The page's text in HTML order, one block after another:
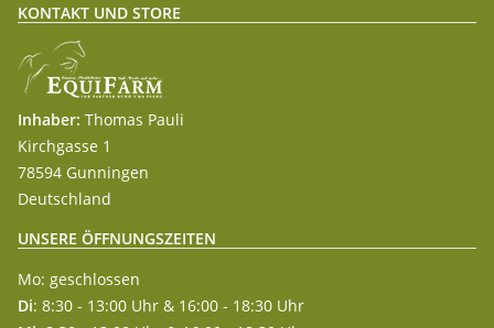
KONTAKT UND STORE
Inhaber: Thomas Pauli
Kirchgasse 1
78594 Gunningen
Deutschland
UNSERE ÖFFNUNGSZEITEN
Mo: geschlossen
Di: 8:30 - 13:00 Uhr & 16:00 - 18:30 Uhr